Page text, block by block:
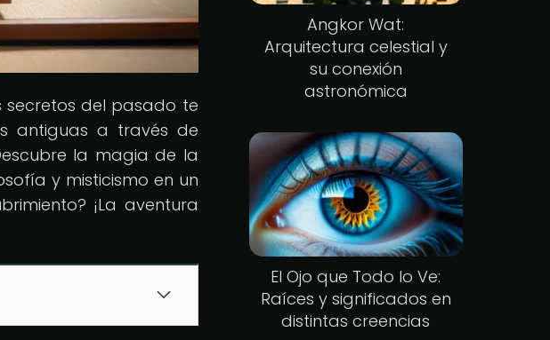
secretos del pasado te
antiguas a través de
la magia de la
y misticismo en un
¡La aventura
Angkor Wat:
Arquitectura celestial y
su conexión
astronómica
El Ojo que Todo lo Ve:
Raíces y significados en
distintas creencias